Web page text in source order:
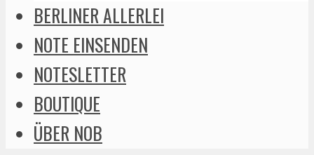
BERLINER ALLERLEI
NOTE EINSENDEN
NOTESLETTER
BOUTIQUE
ÜBER NOB